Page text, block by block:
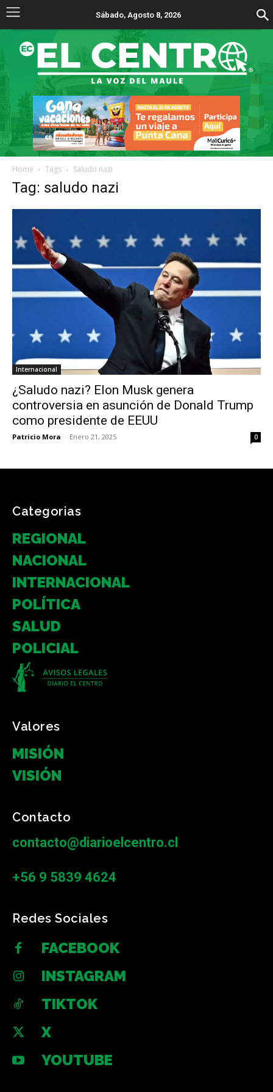
Sábado, Agosto 8, 2026
Home Tags Saludo nazi
Tag: saludo nazi
Internacional
¿Saludo nazi? Elon Musk genera
controversia en asunción de Donald Trump
como presidente de EEUU
Patricio Mora - Enero 21, 2025 0
Categorias
REGIONAL
NACIONAL
INTERNACIONAL
POLÍTICA
SALUD
POLICIAL
Valores
MISIÓN
VISIÓN
Contacto
contacto@diarioelcentro.cl
+56 9 5839 4624
Redes Sociales
FACEBOOK
INSTAGRAM
TIKTOK
X
YOUTUBE